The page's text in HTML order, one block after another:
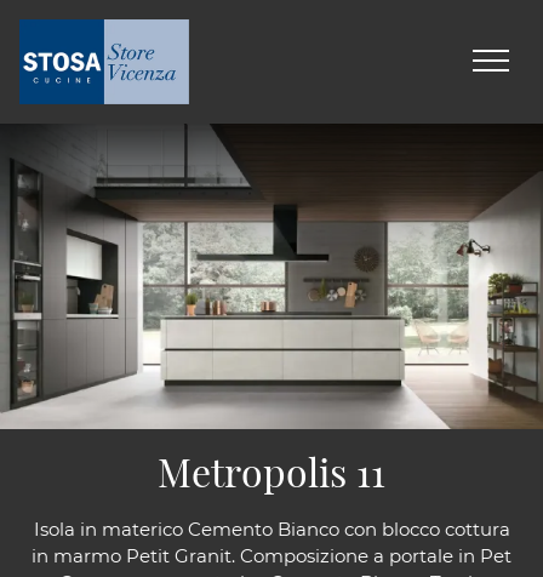
Isola in materico Cemento Bianco con blocco cottura
in marmo Petit Granit. Composizione a portale in Pet
Metropolis 11